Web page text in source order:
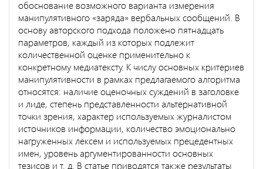
обоснование возможного варианта измерения
манипулятивного «заряда» вербальных сообщений. В
основу авторского подхода положено пятнадцать
параметров, каждый из которых подлежит
количественной оценке применительно к
конкретному медиатексту. К числу основных критериев
манипулятивности в рамках предлагаемого алгоритма
относятся: наличие оценочных суждений в заголовке
и лиде, степень представленности альтернативной
точки зрения, характер используемых журналистом
источников информации, количество эмоционально
нагруженных лексем и используемых прецедентных
имен, уровень аргументированности основных
тезисов и т. д. В статье приводятся также результаты